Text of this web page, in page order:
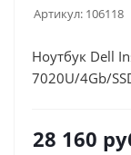
Артикул: 106118
Ноутбук Dell
7020U/4Gb/
28 160